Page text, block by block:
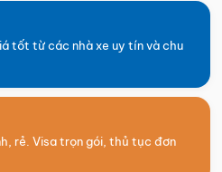
tốt từ các nhà xe uy tín và chu
rẻ. Visa trọn gói, thủ tục đơn